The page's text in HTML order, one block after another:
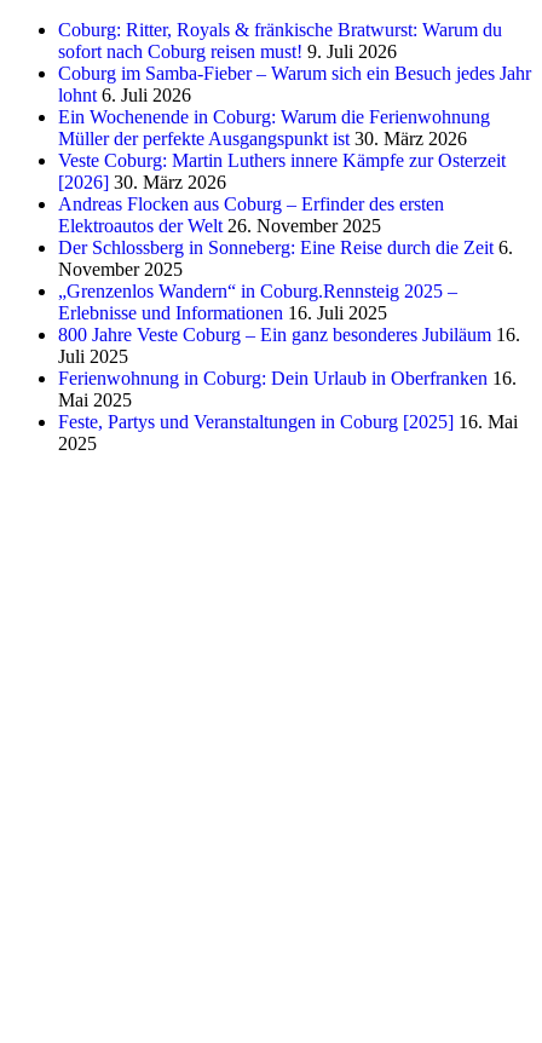
Coburg: Ritter, Royals & fränkische Bratwurst: Warum du
sofort nach Coburg reisen must! 9. Juli 2026
Coburg im Samba-Fieber – Warum sich ein Besuch jedes Jahr
lohnt 6. Juli 2026
Ein Wochenende in Coburg: Warum die Ferienwohnung
Müller der perfekte Ausgangspunkt ist 30. März 2026
Veste Coburg: Martin Luthers innere Kämpfe zur Osterzeit
[2026] 30. März 2026
Andreas Flocken aus Coburg – Erfinder des ersten
Elektroautos der Welt 26. November 2025
Der Schlossberg in Sonneberg: Eine Reise durch die Zeit 6.
November 2025
„Grenzenlos Wandern“ in Coburg.Rennsteig 2025 –
Erlebnisse und Informationen 16. Juli 2025
800 Jahre Veste Coburg – Ein ganz besonderes Jubiläum 16.
Juli 2025
Ferienwohnung in Coburg: Dein Urlaub in Oberfranken 16.
Mai 2025
Feste, Partys und Veranstaltungen in Coburg [2025] 16. Mai
2025